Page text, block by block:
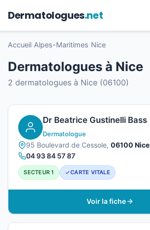
Dermatologues.net
Accueil Alpes-Maritimes Nice
Dermatologues à Nice
2 dermatologues à Nice (06100)
Dr Beatrice Gustinelli Bass
Dermatologue
95 Boulevard de Cessole, 06100 Nice
04 93 84 57 87
SECTEUR 1 CARTE VITALE
Voir la fiche